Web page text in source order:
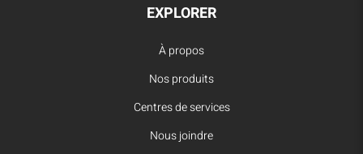
EXPLORER
À propos
Nos produits
Centres de services
Nous joindre